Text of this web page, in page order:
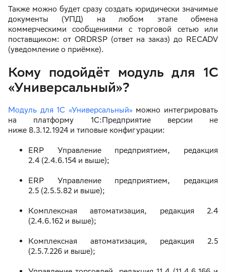
Также можно будет сразу создать юридически значимые
документы (УПД) на любом этапе обмена
коммерческими сообщениями с торговой сетью или
поставщиком: от ORDRSP (ответ на заказ) до RECADV
(уведомление о приёмке).
Кому подойдёт модуль для 1С
«Универсальный»?
Модуль для 1С «Универсальный»можно интегрировать
на платформу 1С:Предприятие версии не
ниже 8.3.12.1924 и типовые конфигурации:
ERP Управление предприятием, редакция
2.4 (2.4.6.154 и выше);
ERP Управление предприятием, редакция
2.5 (2.5.5.82 и выше);
Комплексная автоматизация, редакция 2.4
(2.4.6.162 и выше);
Комплексная автоматизация, редакция 2.5
(2.5.7.226 и выше);